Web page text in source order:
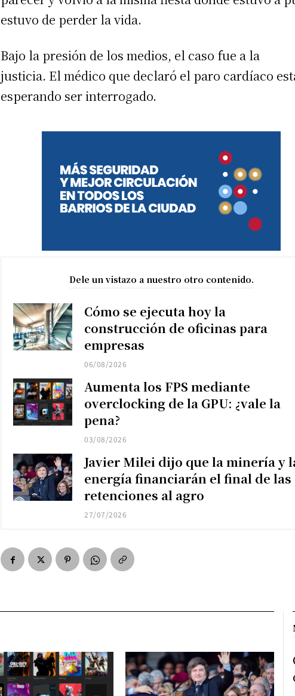
estuvo de perder la vida.
Bajo la presión de los medios, el caso fue a la
justicia. El médico que declaró el paro cardíaco
esperando ser interrogado.
Dele un vistazo a nuestro otro contenido.
Cómo se ejecuta hoy la
construcción de oficinas para
empresas
06/08/2026
Aumenta los FPS mediante
overclocking de la GPU: ¿vale la
pena?
03/08/2026
Javier Milei dijo que la minería y
energía financiarán el final de las
retenciones al agro
27/07/2026